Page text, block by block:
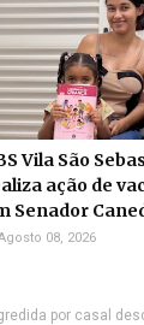
Vila São
ação de
Senador
08, 2026
por casal